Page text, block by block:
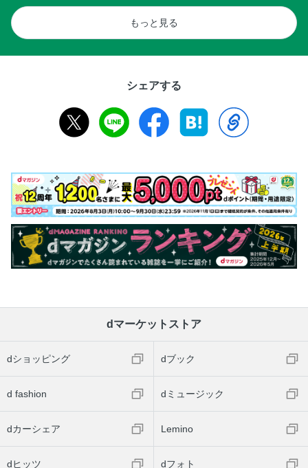
もっと見る
シェアする
dマーケットストア
dショッピング dブック
d fashion dミュージック
dカーシェア Lemino
dヒッツ dフォト